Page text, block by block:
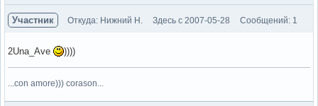
Участник Откуда: Нижний Н. Здесь с 2007-05-28 Сообщений: 1
2Una_Ave ))))
...con amore))) corason...